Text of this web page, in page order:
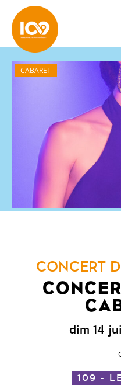
CABARET
CONCERT
dim 14
109 -